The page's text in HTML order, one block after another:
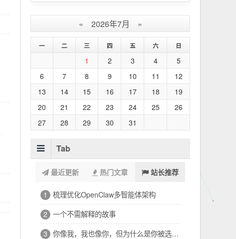
« 2026年7月 »
一 二 三 四 五 六 日
1 2 3 4
5
6
7 8 9 10 11
12
13
14 15 16 17 18
19
20
21 22 23 24 25
26
27
28 29 30 31
Tab
最近更新 热门文章 站长推荐
1 浑浑噩噩一整天，签了个十万的工程
2 32岁的深夜，有点惶恐
3 修车、装盖板、忙到深夜的琐碎一天